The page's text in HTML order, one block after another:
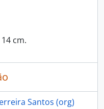
cm.
Santos (org)